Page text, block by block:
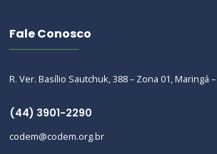
Fale Conosco
R. Ver. Basílio Sautchuk, 388 – Zona 01, Maringá –
(44) 3901-2290
codem@codem.org.br